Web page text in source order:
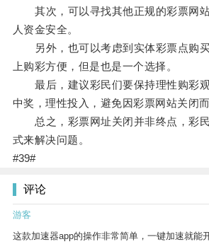
其次，可以寻找其他正规的彩票网站
人资金安全。
另外，也可以考虑到实体彩票点购买
上购彩方便，但是也是一个选择。
最后，建议彩民们要保持理性购彩
中奖，理性投入，避免因彩票网站关闭
总之，彩票网址关闭并非终点，彩
式来解决问题。
#39#
评论
游客
这款加速器app的操作非常简单，一键加速就能